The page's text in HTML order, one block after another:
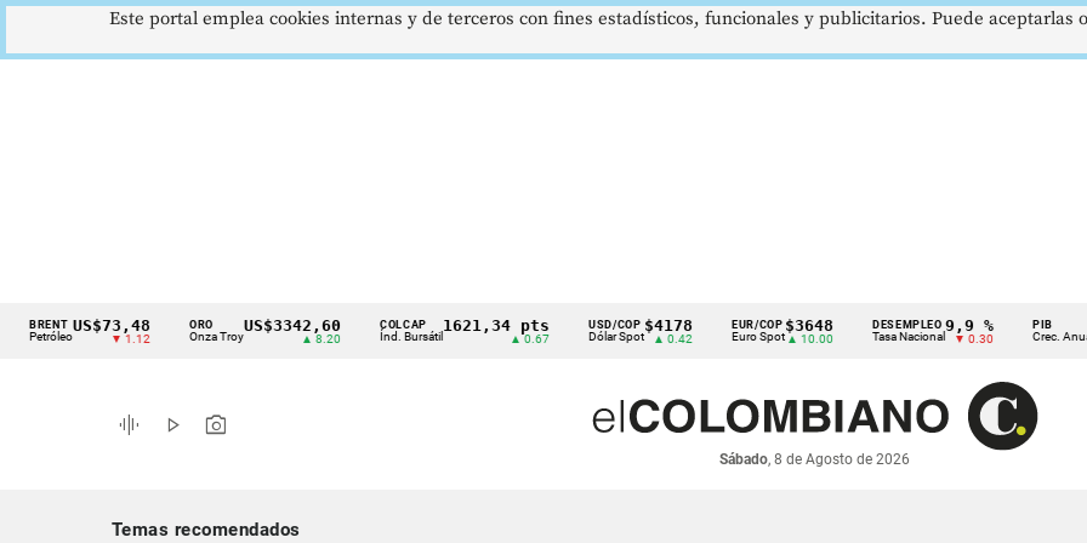
Cintillo
indicadores
económicos
US$73,48
▼ 1.12
ORO
Onza Troy
US$3342,60 COLCAP
Índ. Bursátil
1621,34 pts USD/COP
Dólar Spot
$4178
▲ 0.42
EUR/COP
Euro Spot
$3648
▲ 10.00
DESEMPLEO
Tasa Nacional
9,9 %
▼ 0.30
PIB
Crec. Anual
2,8
▲
graphic_eq play_arrow photo_camera
Sábado, 8 de Agosto de 2026
Temas recomendados
Este portal emplea cookies internas y de terceros con fines estadísticos, funcionales y publicitarios. Puede aceptarlas